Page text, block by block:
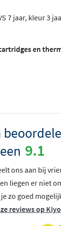
7 jaar, kleur 3
en
een 9.1
ons aan bij
liegen er niet
zo goed
reviews op